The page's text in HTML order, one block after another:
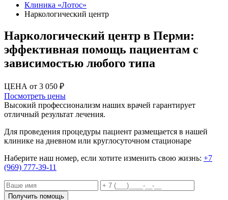
Клиника «Лотос»
Наркологический центр
Наркологический центр в Перми:
эффективная помощь пациентам с
зависимостью любого типа
ЦЕНА от 3 050 ₽
Посмотреть цены
Высокий профессионализм наших врачей гарантирует
отличный результат лечения.
Для проведения процедуры пациент размещается в нашей
клинике на дневном или круглосуточном стационаре
Наберите наш номер, если хотите изменить свою жизнь: +7
(969) 777-39-11
Получить помощь